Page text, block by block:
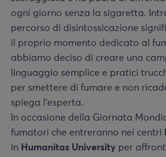
ogni giorno senza la sigaretta.
percorso di disintossicazione
il proprio momento dedicato al
abbiamo deciso di creare una
linguaggio semplice e pratici
per smettere di fumare e non
spiega l’esperta.
In occasione della Giornata
fumatori che entreranno nei centri
in Humanitas University per